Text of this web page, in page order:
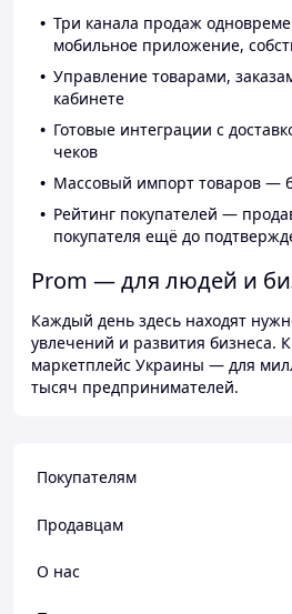
Три канала продаж
мобильное приложение,
Управление товарами,
кабинете
Готовые интеграции с
чеков
Массовый импорт товаров —
Рейтинг покупателей —
покупателя ещё до
Prom — для людей и
Каждый день здесь находят
увлечений и развития бизнеса.
маркетплейс Украины — для
тысяч предпринимателей.
Покупателям
Продавцам
О нас